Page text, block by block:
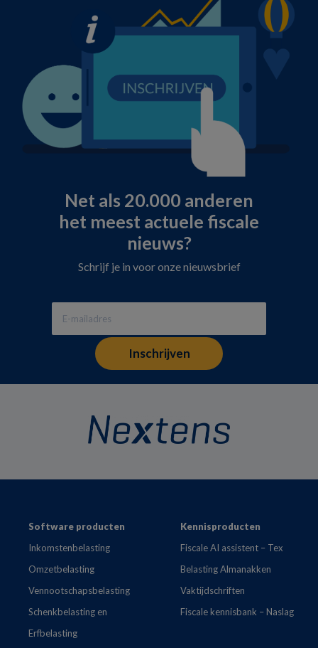
Net als 20.000 anderen
het meest actuele fiscale
nieuws?
Schrijf je in voor onze nieuwsbrief
FooterSoftware producten
Inkomstenbelasting
Omzetbelasting
Vennootschapsbelasting
Schenkbelasting en
Erfbelasting
Kennisproducten
Fiscale AI assistent – Tex
Belasting Almanakken
Vaktijdschriften
Fiscale kennisbank – Naslag